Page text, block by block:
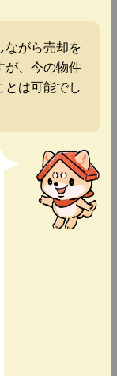
ながら売却を
が、今の物件
とは可能でし